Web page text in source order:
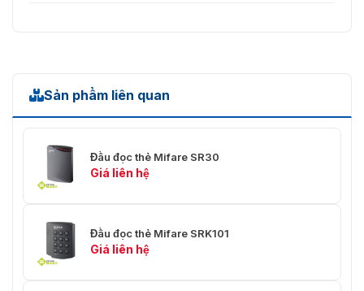
Sản phẩm liên quan
Đầu đọc thẻ Mifare SR30
Giá liên hệ
Đầu đọc thẻ Mifare SRK101
Giá liên hệ